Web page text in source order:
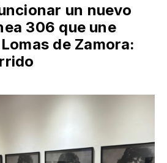
un nuevo
306 que une
de Zamora: